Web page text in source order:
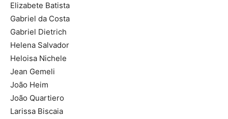
Elizabete Batista
Gabriel da Costa
Gabriel Dietrich
Helena Salvador
Heloisa Nichele
Jean Gemeli
João Heim
João Quartiero
Larissa Biscaia